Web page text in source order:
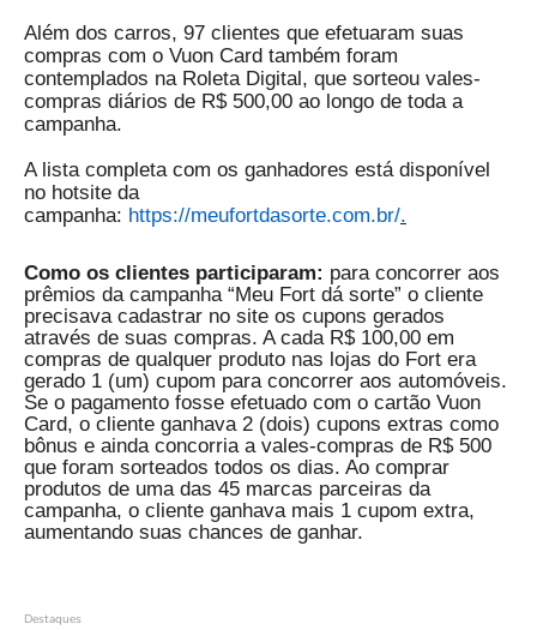
Além dos carros, 97 clientes que efetuaram suas
compras com o Vuon Card também foram
contemplados na Roleta Digital, que sorteou vales-
compras diários de R$ 500,00 ao longo de toda a
campanha.
A lista completa com os ganhadores está disponível
no hotsite da
campanha: https://meufortdasorte.com.br/.
Como os clientes participaram: para concorrer aos
prêmios da campanha “Meu Fort dá sorte” o cliente
precisava cadastrar no site os cupons gerados
através de suas compras. A cada R$ 100,00 em
compras de qualquer produto nas lojas do Fort era
gerado 1 (um) cupom para concorrer aos automóveis.
Se o pagamento fosse efetuado com o cartão Vuon
Card, o cliente ganhava 2 (dois) cupons extras como
bônus e ainda concorria a vales-compras de R$ 500
que foram sorteados todos os dias. Ao comprar
produtos de uma das 45 marcas parceiras da
campanha, o cliente ganhava mais 1 cupom extra,
aumentando suas chances de ganhar.
Destaques